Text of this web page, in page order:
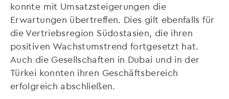
konnte mit Umsatzsteigerungen die
Erwartungen übertreffen. Dies gilt ebenfalls für
die Vertriebsregion Südostasien, die ihren
positiven Wachstumstrend fortgesetzt hat.
Auch die Gesellschaften in Dubai und in der
Türkei konnten ihren Geschäftsbereich
erfolgreich abschließen.